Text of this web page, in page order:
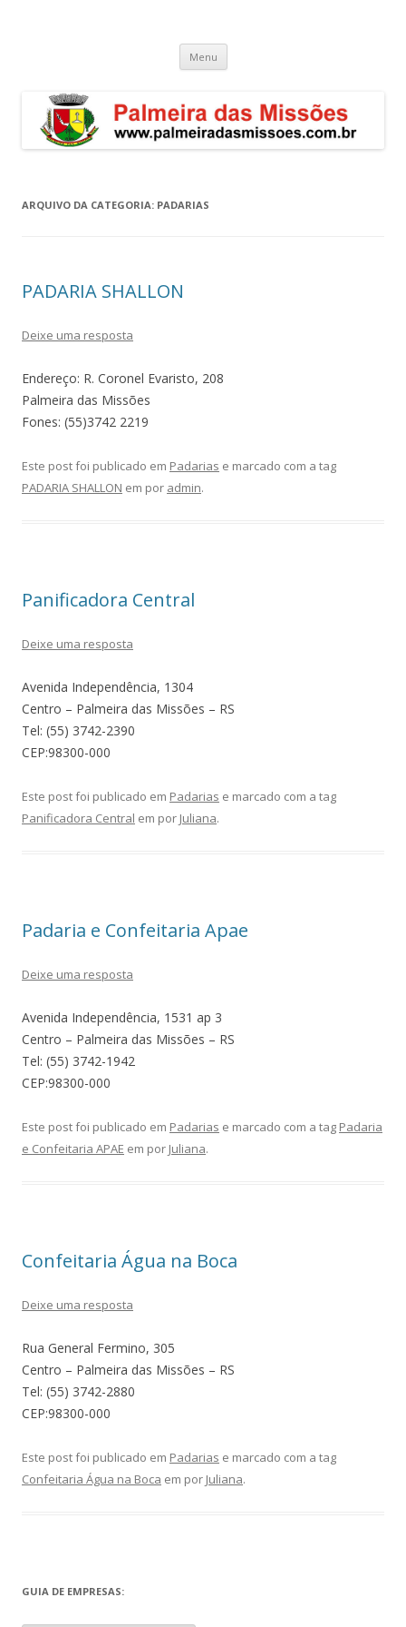
Menu Pular
o
ARQUIVO DA CATEGORIA: PADARIAS
PADARIA SHALLON
Deixe uma resposta
Endereço: R. Coronel Evaristo, 208
Palmeira das Missões
Fones: (55)3742 2219
Este post foi publicado em Padarias e marcado com a tag
PADARIA SHALLON em por admin.
Panificadora Central
Deixe uma resposta
Avenida Independência, 1304
Centro – Palmeira das Missões – RS
Tel: (55) 3742-2390
CEP:98300-000
Este post foi publicado em Padarias e marcado com a tag
Panificadora Central em por Juliana.
Padaria e Confeitaria Apae
Deixe uma resposta
Avenida Independência, 1531 ap 3
Centro – Palmeira das Missões – RS
Tel: (55) 3742-1942
CEP:98300-000
Este post foi publicado em Padarias e marcado com a tag Padaria
e Confeitaria APAE em por Juliana.
Confeitaria Água na Boca
Deixe uma resposta
Rua General Fermino, 305
Centro – Palmeira das Missões – RS
Tel: (55) 3742-2880
CEP:98300-000
Este post foi publicado em Padarias e marcado com a tag
Confeitaria Água na Boca em por Juliana.
GUIA DE EMPRESAS: